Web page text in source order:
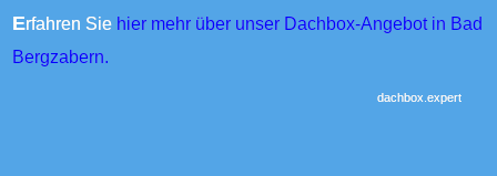
Erfahren Sie hier mehr über unser Dachbox-Angebot in Bad
Bergzabern.
dachbox.expert